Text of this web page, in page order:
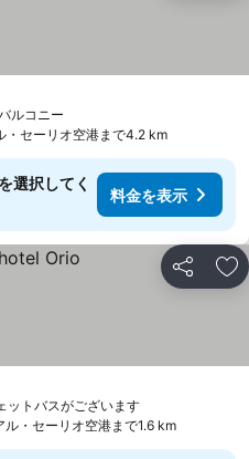
ルコニー
・セーリオ空港まで4.2 km
選択してく
料金を表示
シェア お
ットバスがございます
ル・セーリオ空港まで1.6 km